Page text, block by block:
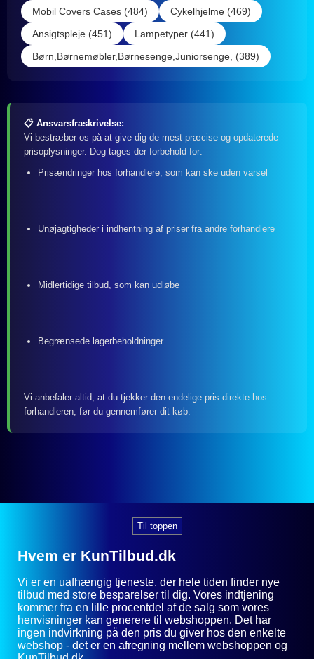
Mobil Covers Cases (484)
Cykelhjelme (469)
Ansigtspleje (451)
Lampetyper (441)
Børn,Børnemøbler,Børnesenge,Juniorsenge, (389)
📋 Ansvarsfraskrivelse:
Vi bestræber os på at give dig de mest præcise og opdaterede
prisoplysninger. Dog tages der forbehold for:
Prisændringer hos forhandlere, som kan ske uden varsel
Unøjagtigheder i indhentning af priser fra andre forhandlere
Midlertidige tilbud, som kan udløbe
Begrænsede lagerbeholdninger
Vi anbefaler altid, at du tjekker den endelige pris direkte hos
forhandleren, før du gennemfører dit køb.
Til toppen
Hvem er KunTilbud.dk
Vi er en uafhængig tjeneste, der hele tiden finder nye
tilbud med store besparelser til dig. Vores indtjening
kommer fra en lille procentdel af de salg som vores
henvisninger kan generere til webshoppen. Det har
ingen indvirkning på den pris du giver hos den enkelte
webshop - det er en afregning mellem webshoppen og